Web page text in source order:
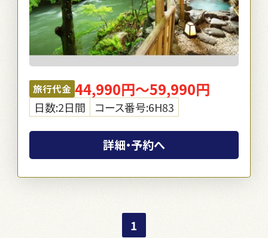
旅行代金 44,990円～59,990円
日数:2日間 コース番号:6H83
詳細・予約へ
1